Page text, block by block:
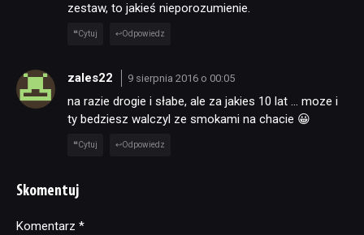
zestaw, to jakieś nieporozumienie.
Cytuj Odpowiedz
zales22 9 sierpnia 2016 o 00:05
na razie drogie i słabe, ale za jakies 10 lat … moze i
ty bedziesz walczyl ze smokami na chacie 😀
Cytuj Odpowiedz
Skomentuj
Komentarz *
Alternative: